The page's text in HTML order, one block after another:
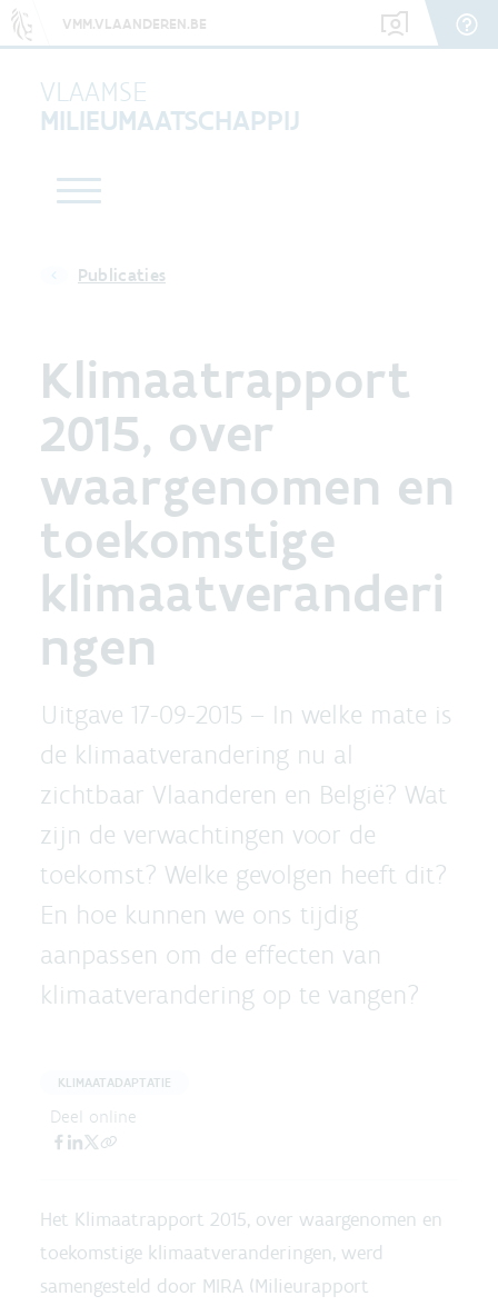
VMM.VLAANDEREN.BE
VLAAMSE
MILIEUMAATSCHAPPIJ
Publicaties
Klimaatrapport
2015, over
waargenomen en
toekomstige
klimaatveranderi
ngen
Uitgave 17-09-2015 – In welke mate is
de klimaatverandering nu al
zichtbaar Vlaanderen en België? Wat
zijn de verwachtingen voor de
toekomst? Welke gevolgen heeft dit?
En hoe kunnen we ons tijdig
aanpassen om de effecten van
klimaatverandering op te vangen?
KLIMAATADAPTATIE
Deel online
Het Klimaatrapport 2015, over waargenomen en
toekomstige klimaatveranderingen, werd
samengesteld door MIRA (Milieurapport